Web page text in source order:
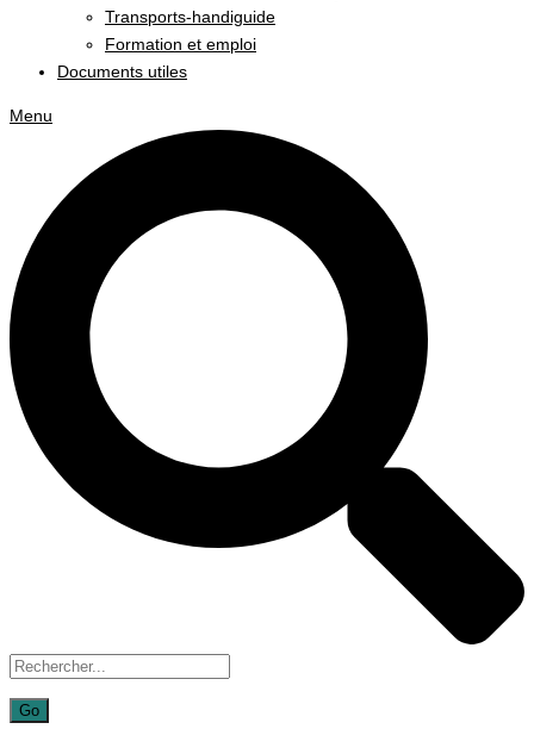
Transports-handiguide
Formation et emploi
Documents utiles
Menu